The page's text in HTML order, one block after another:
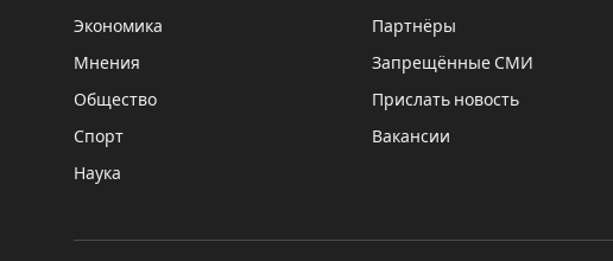
Экономика
Мнения
Общество
Спорт
Наука
Партнёры
Запрещённые СМИ
Прислать новость
Вакансии